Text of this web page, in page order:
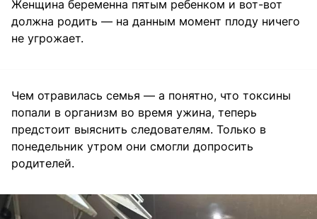
Женщина беременна пятым ребенком и вот-вот
должна родить — на данным момент плоду ничего
не угрожает.
Чем отравилась семья — а понятно, что токсины
попали в организм во время ужина, теперь
предстоит выяснить следователям. Только в
понедельник утром они смогли допросить
родителей.